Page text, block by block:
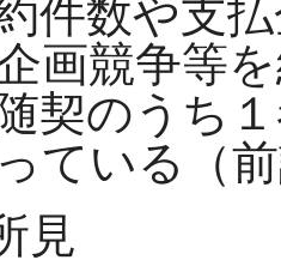
件数や支
画競争等
契のうち
ている（
見